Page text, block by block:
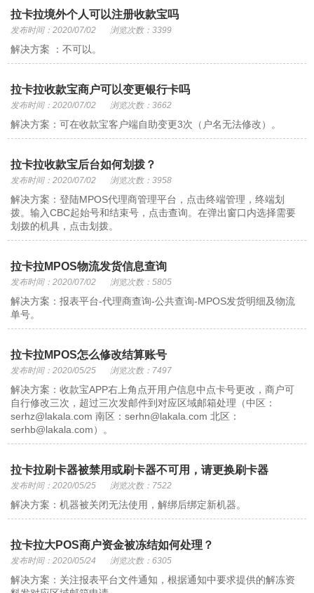
拉卡拉境外个人可以注册收款宝吗
发布时间：2020/07/02 浏览次数：3399
解决方案 ：不可以。
拉卡拉收款宝商户可以变更银行卡吗
发布时间：2020/07/02 浏览次数：3662
解决方案：可在收款宝客户端自助变更3次（户名无法修改）。
拉卡拉收款宝后台如何划拨？
发布时间：2020/07/02 浏览次数：3958
解决方案：登陆MPOS代理商管理平台，点击终端管理，终端划
拨。输入CBC起始号和结束号，点击查询。在弹出窗口内选择需要
划拨的机具，点击划拨。
拉卡拉MPOS物流发货信息查询
发布时间：2020/07/02 浏览次数：5805
解决方案：报表平台-代理商查询-公共查询-MPOS发货明细及物流
单号。
拉卡拉MPOS怎么修改结算账号
发布时间：2020/05/25 浏览次数：7497
解决方案：收款宝APP右上角点开用户信息中点卡号更改，商户可
自行修改三次，超过三次发邮件到对应区域邮箱处理（中区：
serhz@lakala.com 南区：serhn@lakala.com 北区：
serhb@lakala.com）。
拉卡拉刷卡器被禁用或刷卡器不可用，请更换刷卡器
发布时间：2020/05/25 浏览次数：7522
解决方案：机器被关闭无法使用，解绑后绑定新机器。
拉卡拉大POS商户资金被冻结如何处理？
发布时间：2020/05/24 浏览次数：6305
解决方案：关注报表平台文件通知，根据通知中要求提供的解冻资